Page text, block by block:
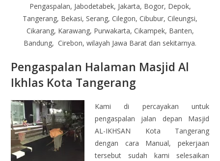
Pengaspalan, Jabodetabek, Jakarta, Bogor, Depok,
Tangerang, Bekasi, Serang, Cilegon, Cibubur, Cileungsi,
Cikarang, Karawang, Purwakarta, Cikampek, Banten,
Bandung, Cirebon, wilayah Jawa Barat dan sekitarnya.
Pengaspalan Halaman Masjid Al
Ikhlas Kota Tangerang
Kami di percayakan untuk
pengaspalan jalan depan Masjid
AL-IKHSAN Kota Tangerang
dengan cara Manual, pekerjaan
tersebut sudah kami selesaikan